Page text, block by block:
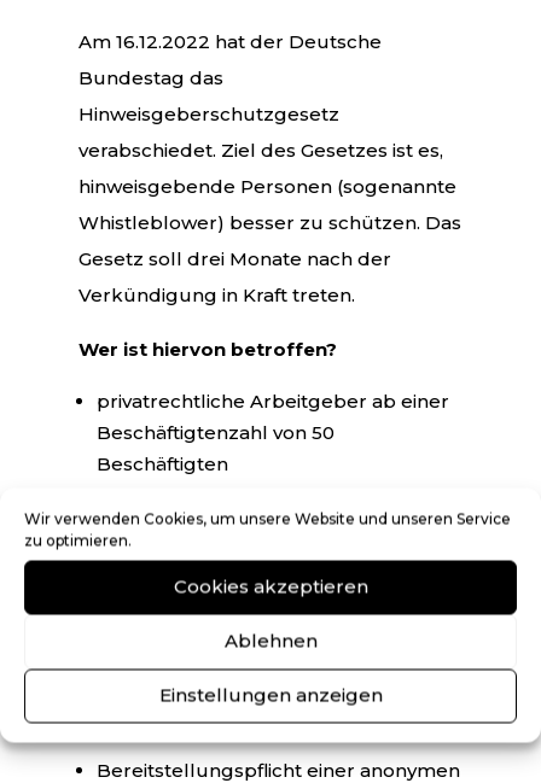
Wir verwenden Cookies, um unsere Website und unseren Service
zu optimieren.
Cookies akzeptieren
Ablehnen
Einstellungen anzeigen
Am 16.12.2022 hat der Deutsche
Bundestag das
Hinweisgeberschutzgesetz
verabschiedet. Ziel des Gesetzes ist es,
hinweisgebende Personen (sogenannte
Whistleblower) besser zu schützen. Das
Gesetz soll drei Monate nach der
Verkündigung in Kraft treten.
Wer ist hiervon betroffen?
privatrechtliche Arbeitgeber ab einer
Beschäftigtenzahl von 50
Beschäftigten
Branchen, z.B.
Wertpapierdienstleistungsunternehm
en, unabhängig von der Anzahl der
Beschäftigten
Änderungen zur vorherigen
Gesetzesentwurfsfassung
Bereitstellungspflicht einer anonymen